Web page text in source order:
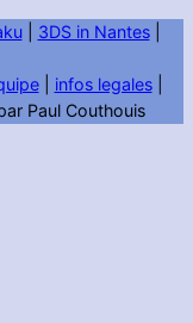
| 3DS in Nantes|
| infos legales|
Paul Couthouis